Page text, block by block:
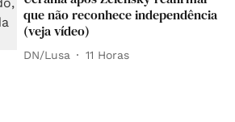
que não reconhece independência
(veja vídeo)
DN/Lusa 11 Horas